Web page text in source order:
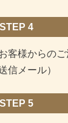
STEP 4
客様からの
信メール）
STEP 5